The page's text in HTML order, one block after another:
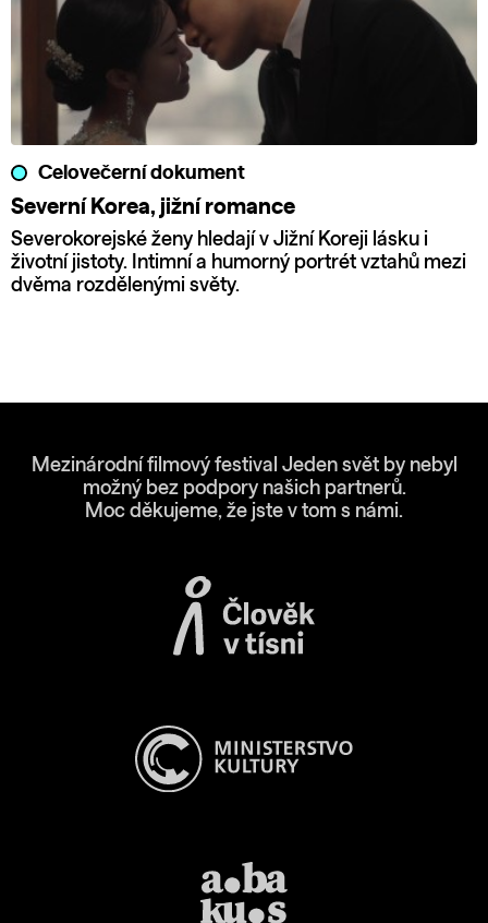
Celovečerní dokument
Severní Korea, jižní romance
Severokorejské ženy hledají v Jižní Koreji lásku i
životní jistoty. Intimní a humorný portrét vztahů mezi
dvěma rozdělenými světy.
Mezinárodní filmový festival Jeden svět by nebyl
možný bez podpory našich partnerů.
Moc děkujeme, že jste v tom s námi.